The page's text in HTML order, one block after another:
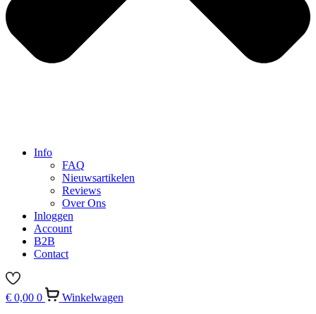
Info
FAQ
Nieuwsartikelen
Reviews
Over Ons
Inloggen
Account
B2B
Contact
€ 0,00 0
Winkelwagen